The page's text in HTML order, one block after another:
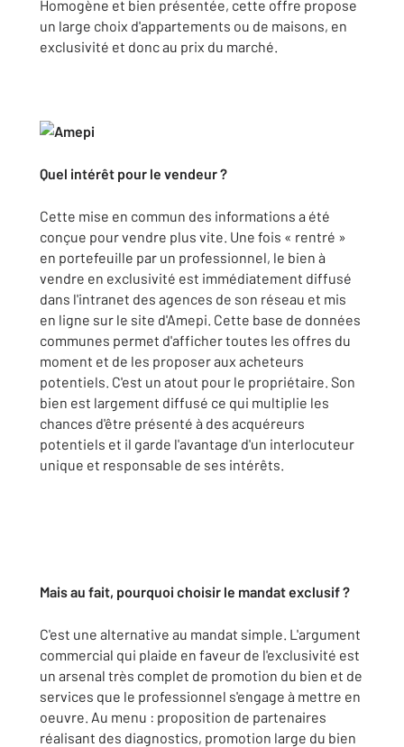
Homogène et bien présentée, cette offre propose
un large choix d'appartements ou de maisons, en
exclusivité et donc au prix du marché.
Quel intérêt pour le vendeur ?
Cette mise en commun des informations a été
conçue pour vendre plus vite. Une fois « rentré »
en portefeuille par un professionnel, le bien à
vendre en exclusivité est immédiatement diffusé
dans l'intranet des agences de son réseau et mis
en ligne sur le site d'Amepi. Cette base de données
communes permet d'afficher toutes les offres du
moment et de les proposer aux acheteurs
potentiels. C'est un atout pour le propriétaire. Son
bien est largement diffusé ce qui multiplie les
chances d'être présenté à des acquéreurs
potentiels et il garde l'avantage d'un interlocuteur
unique et responsable de ses intérêts.
Mais au fait, pourquoi choisir le mandat exclusif ?
C'est une alternative au mandat simple. L'argument
commercial qui plaide en faveur de l'exclusivité est
un arsenal très complet de promotion du bien et de
services que le professionnel s'engage à mettre en
oeuvre. Au menu : proposition de partenaires
réalisant des diagnostics, promotion large du bien